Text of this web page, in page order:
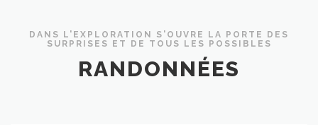
DANS L'EXPLORATION S'OUVRE LA PORTE DES
SURPRISES ET DE TOUS LES POSSIBLES
RANDONNÉES